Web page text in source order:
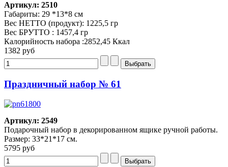
Артикул: 2510
Габариты: 29 *13*8 см
Вес НЕТТО (продукт): 1225,5 гр
Вес БРУТТО : 1457,4 гр
Калорийность набора :2852,45 Ккал
1382 руб
Праздничный набор № 61
Артикул: 2549
Подарочный набор в декорированном ящике ручной работы.
Размер: 33*21*17 см.
5795 руб